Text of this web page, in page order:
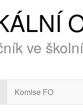
ve
Komise FO